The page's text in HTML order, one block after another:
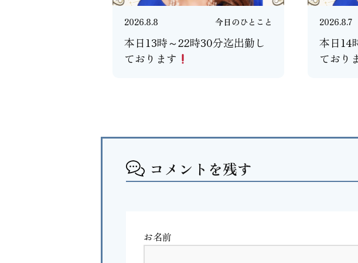
2026.8.8 今日のひとこと
本日13時～22時30分迄出勤し
ております
2026.8.7
本日14
ており
コメントを残す
お名前